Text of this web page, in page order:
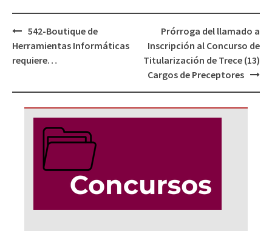
Navegación
de
entradas
542-Boutique de
Herramientas Informáticas
requiere…
Prórroga del llamado a
Inscripción al Concurso de
Titularización de Trece (13)
Cargos de Preceptores